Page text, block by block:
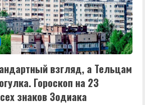
взгляд, а Тельцам
Гороскоп на 23
знаков Зодиака